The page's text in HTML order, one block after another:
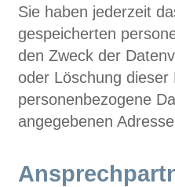
Sie haben jederzeit
gespeicherten
den Zweck der
oder Löschung
personenbezogene
angegebenen